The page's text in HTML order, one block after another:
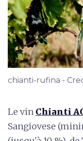
chianti-rufina -
Le vin Chianti
Sangiovese